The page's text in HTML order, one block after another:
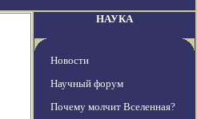
НАУКА
Новости
Научный форум
Почему молчит Вселенная?